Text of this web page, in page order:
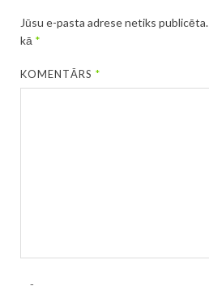
Jūsu e-pasta adrese netiks publicēta.
kā *
KOMENTĀRS*